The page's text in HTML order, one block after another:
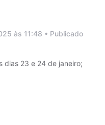
às 11:48 • Publicado
dias 23 e 24 de janeiro;